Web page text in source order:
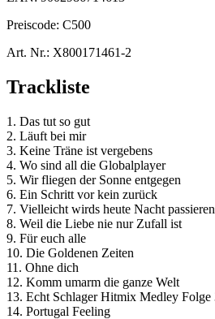
Preiscode: C500
Art. Nr.: X800171461-2
Trackliste
1. Das tut so gut
2. Läuft bei mir
3. Keine Träne ist vergebens
4. Wo sind all die Globalplayer
5. Wir fliegen der Sonne entgegen
6. Ein Schritt vor kein zurück
7. Vielleicht wirds heute Nacht passieren
8. Weil die Liebe nie nur Zufall ist
9. Für euch alle
10. Die Goldenen Zeiten
11. Ohne dich
12. Komm umarm die ganze Welt
13. Echt Schlager Hitmix Medley Folge
14. Portugal Feeling